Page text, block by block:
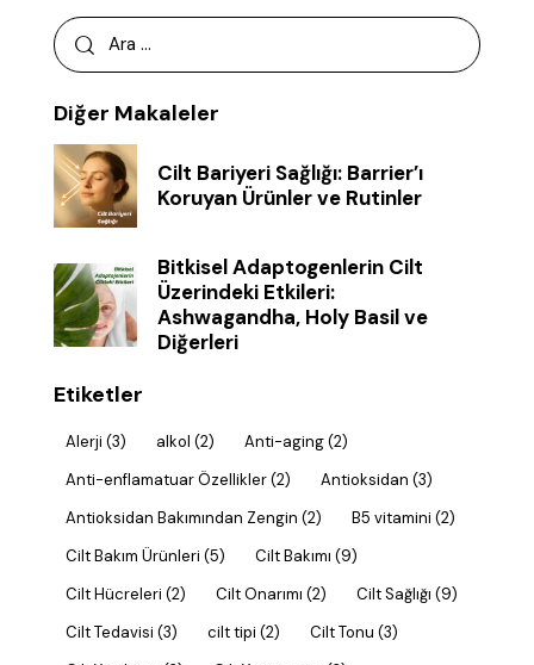
Diğer Makaleler
Cilt Bariyeri Sağlığı: Barrier’ı
Koruyan Ürünler ve Rutinler
Bitkisel Adaptogenlerin Cilt
Üzerindeki Etkileri:
Ashwagandha, Holy Basil ve
Diğerleri
Etiketler
Alerji (3) alkol (2) Anti-aging(2)
Anti-enflamatuar Özellikler(2) Antioksidan (3)
Antioksidan Bakımından Zengin (2) B5 vitamini (2)
Cilt Bakım Ürünleri (5) Cilt Bakımı (9)
Cilt Hücreleri (2) Cilt Onarımı (2) Cilt Sağlığı (9)
Cilt Tedavisi (3) cilt tipi (2) Cilt Tonu (3)